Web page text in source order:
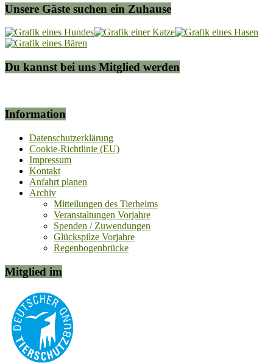
Unsere Gäste suchen ein Zuhause
Du kannst bei uns Mitglied werden
Information
Datenschutzerklärung
Cookie-Richtlinie (EU)
Impressum
Kontakt
Anfahrt planen
Archiv
Mitteilungen des Tierheims
Veranstaltungen Vorjahre
Spenden / Zuwendungen
Glückspilze Vorjahre
Regenbogenbrücke
Mitglied im